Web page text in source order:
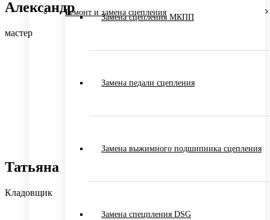
Ремонт и замена сцепления
Замена сцепления МКПП
Замена педали сцепления
Замена выжимного подшипника сцепления
Замена спецпления DSG
Александр
мастер
Татьяна
Кладовщик